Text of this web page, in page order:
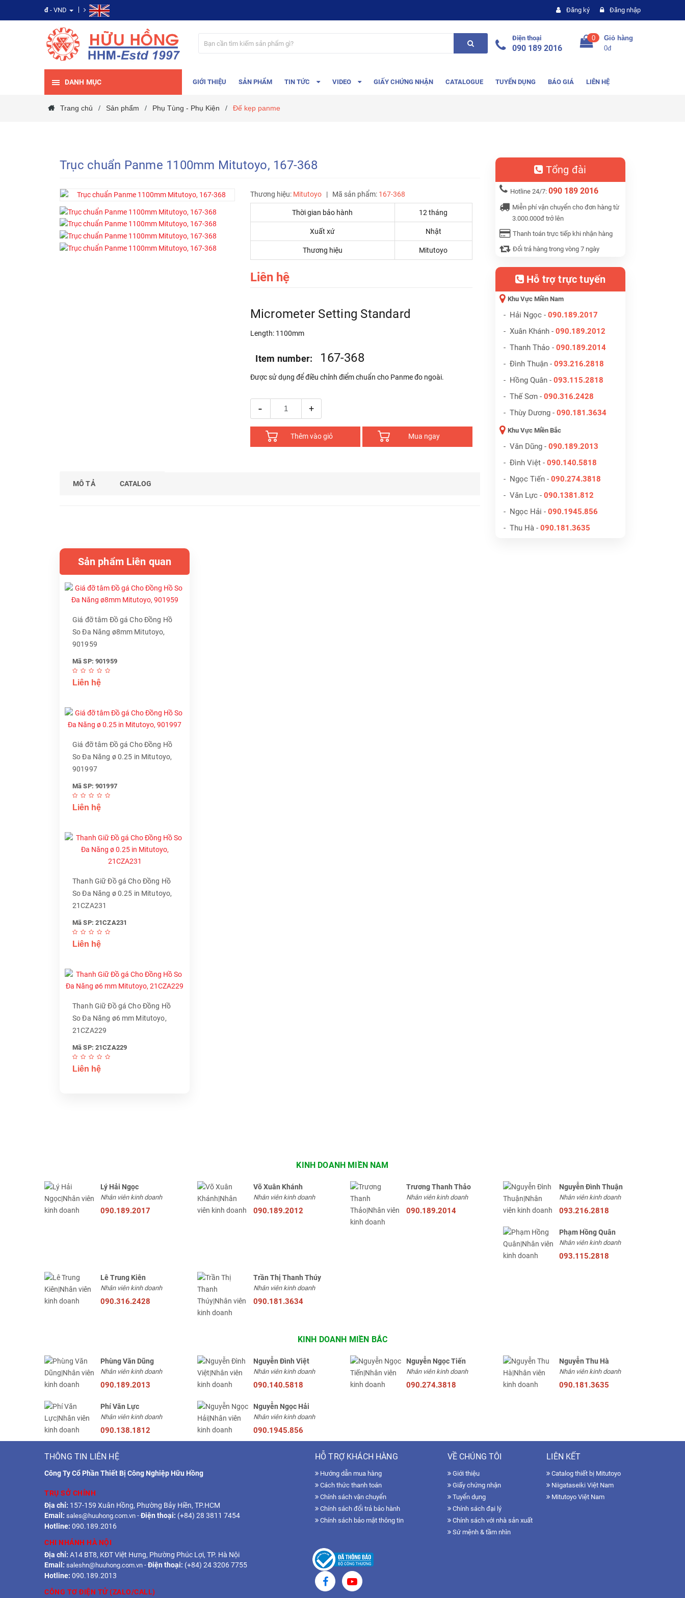
đ - VND Đăng ký Đăng nhập
Điện thoại
090 189 2016
0
Giỏ hàng
0đ
DANH MỤC GIỚI THIỆU SẢN PHẨM TIN TỨC VIDEO GIẤY CHỨNG NHẬN CATALOGUE TUYỂN DỤNG BÁO GIÁ LIÊN HỆ
Trang chủ / Sản phẩm / Phụ Tùng - Phụ Kiện / Đế kẹp panme
Trục chuẩn Panme 1100mm Mitutoyo, 167-368
Thương hiệu: Mitutoyo | Mã sản phẩm: 167-368
Thời gian bảo hành 12 tháng
Xuất xứ Nhật
Thương hiệu Mitutoyo
Liên hệ
Micrometer Setting Standard
Length: 1100mm
Item number: 167-368
Được sử dụng để điều chỉnh điểm chuẩn cho Panme đo ngoài.
- +
Thêm vào giỏ Mua ngay
MÔ TẢ CATALOG
Tổng đài
Hotline 24/7: 090 189 2016
Miễn phí vận chuyển cho đơn hàng từ
3.000.000đ trở lên
Thanh toán trực tiếp khi nhận hàng
Đổi trả hàng trong vòng 7 ngày
Hỗ trợ trực tuyến
Khu Vực Miền Nam
- Hải Ngọc - 090.189.2017
- Xuân Khánh - 090.189.2012
- Thanh Thảo - 090.189.2014
- Đình Thuận - 093.216.2818
- Hồng Quân - 093.115.2818
- Thế Sơn - 090.316.2428
- Thùy Dương - 090.181.3634
Khu Vực Miền Bắc
- Văn Dũng - 090.189.2013
- Đình Việt - 090.140.5818
- Ngọc Tiến - 090.274.3818
- Văn Lực - 090.1381.812
- Ngọc Hải - 090.1945.856
- Thu Hà - 090.181.3635
Sản phẩm Liên quan
Giá đỡ tâm Đồ gá Cho Đồng Hồ
So Đa Năng ø8mm Mitutoyo,
901959
Mã SP: 901959
Liên hệ
Giá đỡ tâm Đồ gá Cho Đồng Hồ
So Đa Năng ø 0.25 in Mitutoyo,
901997
Mã SP: 901997
Liên hệ
Thanh Giữ Đồ gá Cho Đồng Hồ
So Đa Năng ø 0.25 in Mitutoyo,
21CZA231
Mã SP: 21CZA231
Liên hệ
Thanh Giữ Đồ gá Cho Đồng Hồ
So Đa Năng ø6 mm Mitutoyo,
21CZA229
Mã SP: 21CZA229
Liên hệ
KINH DOANH MIỀN NAM
Lý Hải Ngọc
Nhân viên kinh doanh
090.189.2017
Võ Xuân Khánh
Nhân viên kinh doanh
090.189.2012
Trương Thanh Thảo
Nhân viên kinh doanh
090.189.2014
Nguyễn Đình Thuận
Nhân viên kinh doanh
093.216.2818
Phạm Hồng Quân
Nhân viên kinh doanh
093.115.2818
Lê Trung Kiên
Nhân viên kinh doanh
090.316.2428
Trần Thị Thanh Thúy
Nhân viên kinh doanh
090.181.3634
KINH DOANH MIỀN BẮC
Phùng Văn Dũng
Nhân viên kinh doanh
090.189.2013
Nguyễn Đình Việt
Nhân viên kinh doanh
090.140.5818
Nguyễn Ngọc Tiến
Nhân viên kinh doanh
090.274.3818
Nguyễn Thu Hà
Nhân viên kinh doanh
090.181.3635
Phí Văn Lực
Nhân viên kinh doanh
090.138.1812
Nguyễn Ngọc Hải
Nhân viên kinh doanh
090.1945.856
THÔNG TIN LIÊN HỆ
Công Ty Cổ Phần Thiết Bị Công Nghiệp Hữu Hồng
TRỤ SỞ CHÍNH
Địa chỉ: 157-159 Xuân Hồng, Phường Bảy Hiền, TP.HCM
Email: sales@huuhong.com.vn -Điện thoại: (+84) 28 3811 7454
Hotline: 090.189.2016
CHI NHÁNH HÀ NỘI
Địa chỉ: A14 BT8, KĐT Việt Hưng, Phường Phúc Lợi, TP. Hà Nội
Email: saleshn@huuhong.com.vn -Điện thoại: (+84) 24 3206 7755
Hotline: 090.189.2013
CÔNG TƠ ĐIỆN TỬ (ZALO/CALL)
HỖ TRỢ KHÁCH HÀNG
Hướng dẫn mua hàng
Cách thức thanh toán
Chính sách vận chuyển
Chính sách đổi trả bảo hành
Chính sách bảo mật thông tin
VỀ CHÚNG TÔI
Giới thiệu
Giấy chứng nhận
Tuyển dụng
Chính sách đại lý
Chính sách với nhà sản xuất
Sứ mệnh & tầm nhìn
LIÊN KẾT
Catalog thiết bị Mitutoyo
Niigataseiki Việt Nam
Mitutoyo Việt Nam